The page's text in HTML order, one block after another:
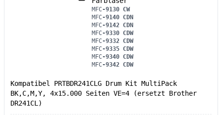
MFC-9130 CW
MFC-9140 CDN
MFC-9142 CDN
MFC-9330 CDW
MFC-9332 CDW
MFC-9335 CDW
MFC-9340 CDW
MFC-9342 CDW
Kompatibel PRTBDR241CLG Drum Kit MultiPack
BK,C,M,Y, 4x15.000 Seiten VE=4 (ersetzt Brother
DR241CL)